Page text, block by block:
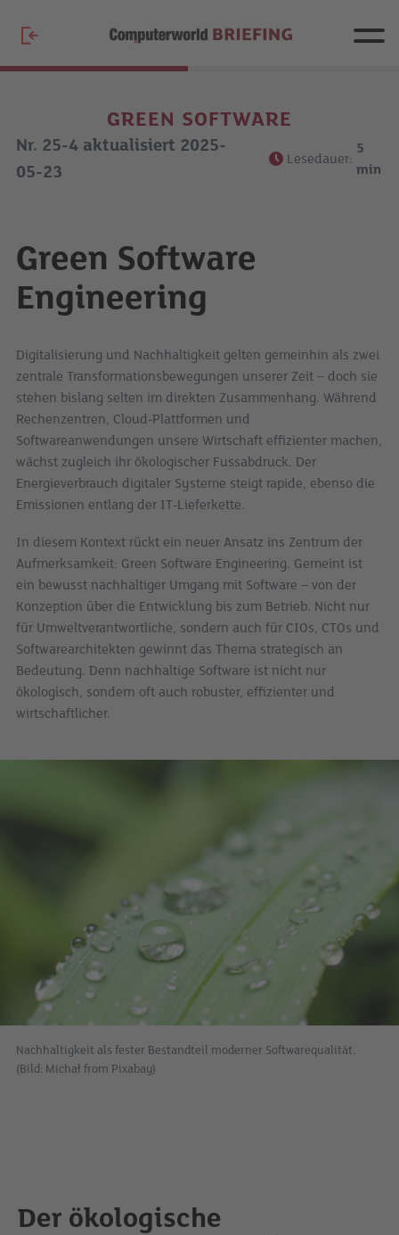
GREEN SOFTWARE
Nr. 25-4 aktualisiert 2025-
05-23
Lesedauer:
5
min
Green Software
Engineering
Digitalisierung und Nachhaltigkeit gelten gemeinhin als zwei
zentrale Transformationsbewegungen unserer Zeit – doch sie
stehen bislang selten im direkten Zusammenhang. Während
Rechenzentren, Cloud-Plattformen und
Softwareanwendungen unsere Wirtschaft effizienter machen,
wächst zugleich ihr ökologischer Fussabdruck. Der
Energieverbrauch digitaler Systeme steigt rapide, ebenso die
Emissionen entlang der IT-Lieferkette.
In diesem Kontext rückt ein neuer Ansatz ins Zentrum der
Aufmerksamkeit: Green Software Engineering. Gemeint ist
ein bewusst nachhaltiger Umgang mit Software – von der
Konzeption über die Entwicklung bis zum Betrieb. Nicht nur
für Umweltverantwortliche, sondern auch für CIOs, CTOs und
Softwarearchitekten gewinnt das Thema strategisch an
Bedeutung. Denn nachhaltige Software ist nicht nur
ökologisch, sondern oft auch robuster, effizienter und
wirtschaftlicher.
Nachhaltigkeit als fester Bestandteil moderner Softwarequalität.
(Bild: Michał from Pixabay)
Der ökologische